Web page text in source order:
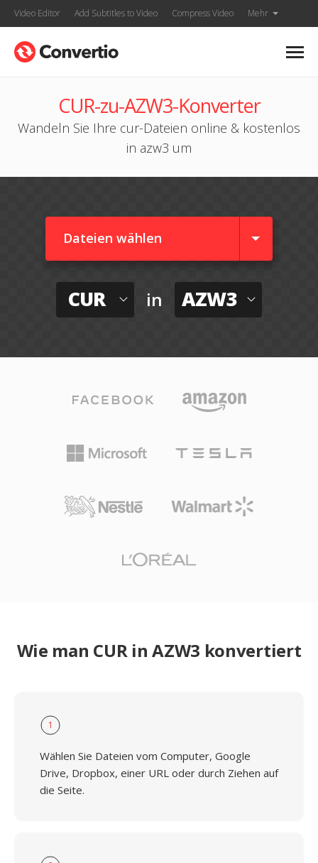
Video Editor Add Subtitles to Video Compress Video Mehr
CUR-zu-AZW3-Konverter
Wandeln Sie Ihre cur-Dateien online & kostenlos
in azw3 um
Dateien wählen
CUR in AZW3
Wie man CUR in AZW3 konvertiert
1
Wählen Sie Dateien vom Computer, Google
Drive, Dropbox, einer URL oder durch Ziehen auf
die Seite.